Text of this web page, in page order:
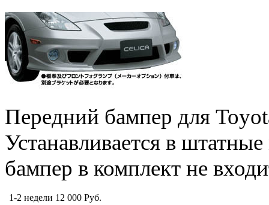
Передний бампер для
Устанавливается в
бампер в комплект не
1-2 недели 12 000 Руб.